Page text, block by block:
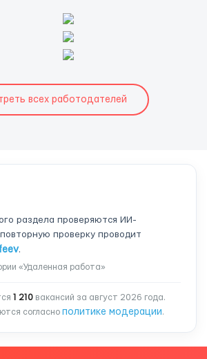
всех работодателей
раздела проверяются ИИ-
проверку проводит
.
«Удаленная работа»
1 210 вакансий за август 2026 года.
согласно политике модерации.